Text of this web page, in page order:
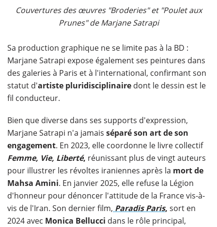
Couvertures des œuvres "Broderies" et "Poulet aux
Prunes" de Marjane Satrapi
Sa production graphique ne se limite pas à la BD :
Marjane Satrapi expose également ses peintures dans
des galeries à Paris et à l'international, confirmant son
statut d'artiste pluridisciplinaire dont le dessin est le
fil conducteur.
Bien que diverse dans ses supports d'expression,
Marjane Satrapi n'a jamais séparé son art de son
engagement. En 2023, elle coordonne le livre collectif
Femme, Vie, Liberté, réunissant plus de vingt auteurs
pour illustrer les révoltes iraniennes après la mort de
Mahsa Amini. En janvier 2025, elle refuse la Légion
d'honneur pour dénoncer l'attitude de la France vis-à-
vis de l'Iran. Son dernier film, Paradis Paris, sort en
2024 avec Monica Bellucci dans le rôle principal,